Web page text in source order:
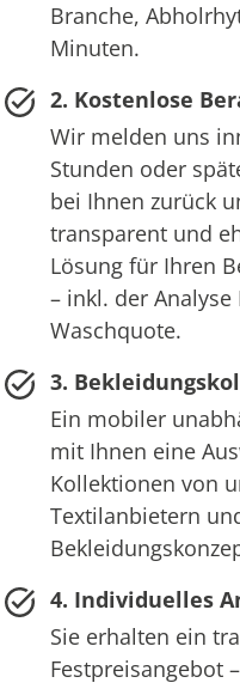
Branche,
Minuten.
2. Kostenlose
Wir melden uns
Stunden oder
bei Ihnen zurück
transparent und
Lösung für Ihren
– inkl. der
Waschquote.
3.
Ein mobiler
mit Ihnen eine
Kollektionen von
Textilanbietern
4. Individuelles
Sie erhalten ein
Festpreisangebot